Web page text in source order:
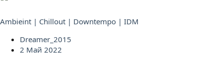
Ambieint | Chillout | Downtempo | IDM
Dreamer_2015
2 Май 2022